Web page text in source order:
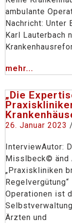
ambulante
Nachricht: Unter
Karl Lauterbach
mehr...
„Die
26. Januar 2023
InterviewAutor:
Misslbeck© änd
„Praxiskliniken
Operationen ist
Ärzten und